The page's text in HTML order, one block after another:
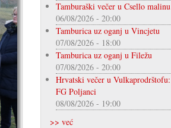
Tamburaški večer u Csello malinu
06/08/2026 - 20:00
Tamburica uz oganj u Vincjetu
07/08/2026 - 18:00
Tamburica uz oganj u Filežu
07/08/2026 - 20:00
Hrvatski večer u Vulkaprodrštofu:
FG Poljanci
08/08/2026 - 19:00
>> već